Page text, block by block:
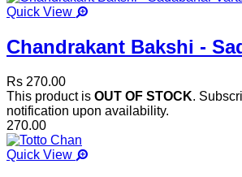
Quick View
Chandrakant Bakshi -
Rs 270.00
This product is OUT OF STOCK.
notification upon availability.
270.00
Quick View